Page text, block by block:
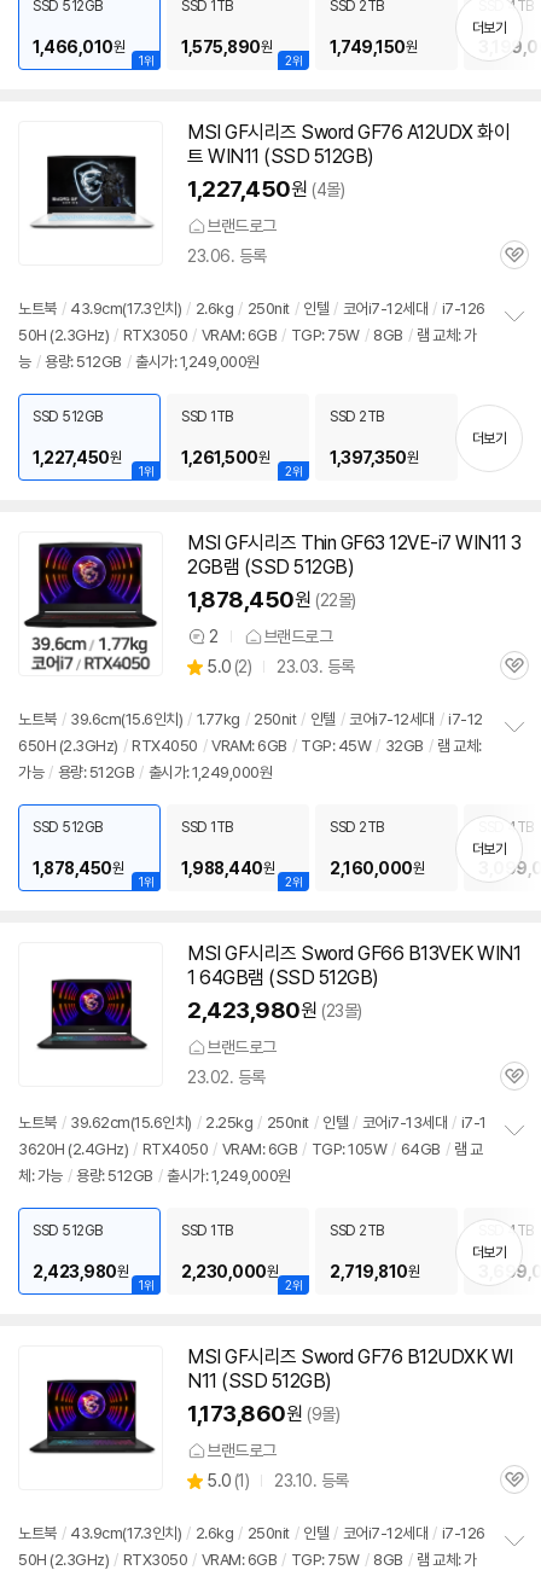
기
1위
SSD 512GB
1,466,010원
2위
SSD 1TB
1,575,890원
SSD 2TB
1,749,150원
SSD 4TB
더보기
MSI GF시리즈 Sword GF76 A12UDX 화이
트 WIN11 (SSD 512GB)
1,227,450원 (4몰)
브랜드로그
23.06. 등록
관
노트북 / 43.9cm(17.3인치) / 2.6kg / 250nit / 인텔 / 코어i7-12세대 / i7-126
50H (2.3GHz) / RTX3050 / VRAM: 6GB / TGP: 75W / 8GB / 램 교체: 가
능 / 용량: 512GB / 출시가: 1,249,000원
기
1위
SSD 512GB
1,227,450원
2위
SSD 1TB
1,261,500원
SSD 2TB
1,397,350원
더보기
MSI GF시리즈 Thin GF63 12VE-i7 WIN11 3
2GB램 (SSD 512GB)
1,878,450원 (22몰)
상
품
견
2 브랜드로그
별
5.0 (상
리
뷰
2) 23.03. 등록
관
노트북 / 39.6cm(15.6인치) / 1.77kg / 250nit / 인텔 / 코어i7-12세대 / i7-12
650H (2.3GHz) / RTX4050 / VRAM: 6GB / TGP: 45W / 32GB / 램 교체:
가능 / 용량: 512GB / 출시가: 1,249,000원
치
기
1위
SSD 512GB
1,878,450원
2위
SSD 1TB
1,988,440원
SSD 2TB
2,160,000원
SSD 4TB
더보기
MSI GF시리즈 Sword GF66 B13VEK WIN1
1 64GB램 (SSD 512GB)
2,423,980원 (23몰)
브랜드로그
23.02. 등록
관
노트북 / 39.62cm(15.6인치) / 2.25kg / 250nit / 인텔 / 코어i7-13세대 / i7-1
3620H (2.4GHz) / RTX4050 / VRAM: 6GB / TGP: 105W / 64GB / 램 교
체: 가능 / 용량: 512GB / 출시가: 1,249,000원
치
기
1위
SSD 512GB
2,423,980원
2위
SSD 1TB
2,230,000원
SSD 2TB
2,719,810원
SSD 4TB
더보기
MSI GF시리즈 Sword GF76 B12UDXK WI
N11 (SSD 512GB)
1,173,860원 (9몰)
브랜드로그
별
5.0 (상
리
뷰
1) 23.10. 등록
관
노트북 / 43.9cm(17.3인치) / 2.6kg / 250nit / 인텔 / 코어i7-12세대 / i7-126
50H (2.3GHz) / RTX3050 / VRAM: 6GB / TGP: 75W / 8GB / 램 교체: 가
세부정보 열기/접기